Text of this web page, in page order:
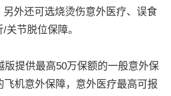
另外还可选烧烫伤意外医疗、误食
节脱位保障。
版提供最高50万保额的一般意外保
飞机意外保障，意外医疗最高可报